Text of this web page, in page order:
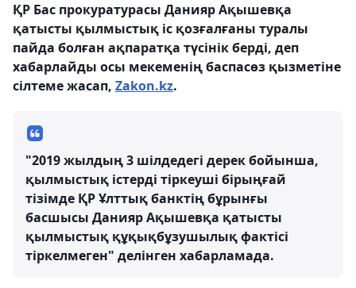
ҚР Бас прокуратурасы Данияр Ақышевқа
қатысты қылмыстық іс қозғалғаны туралы
пайда болған ақпаратқа түсінік берді, деп
хабарлайды осы мекеменің баспасөз қызметіне
сілтеме жасап, Zakon.kz.
"2019 жылдың 3 шілдедегі дерек бойынша,
қылмыстық істерді тіркеуші бірыңғай
тізімде ҚР Ұлттық банктің бұрынғы
басшысы Данияр Ақышевқа қатысты
қылмыстық құқықбұзушылық фактісі
тіркелмеген" делінген хабарламада.